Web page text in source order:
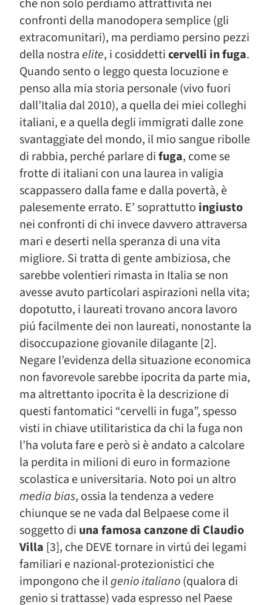
che non solo perdiamo attrattività nei
confronti della manodopera semplice (gli
extracomunitari), ma perdiamo persino pezzi
della nostraelite, i cosiddetticervelli in fuga.
Quando sento o leggo questa locuzione e
penso alla mia storia personale (vivo fuori
dall’Italia dal 2010), a quella dei miei colleghi
italiani, e a quella degli immigrati dalle zone
svantaggiate del mondo, il mio sangue ribolle
di rabbia, perché parlare difuga, come se
frotte di italiani con una laurea in valigia
scappassero dalla fame e dalla povertà, è
palesemente errato. E’ soprattutto ingiusto
nei confronti di chi invece davvero attraversa
mari e deserti nella speranza di una vita
migliore. Si tratta di gente ambiziosa, che
sarebbe volentieri rimasta in Italia se non
avesse avuto particolari aspirazioni nella vita;
dopotutto, i laureati trovano ancora lavoro
piú facilmente dei non laureati, nonostante la
disoccupazione giovanile dilagante [2].
Negare l’evidenza della situazione economica
non favorevole sarebbe ipocrita da parte mia,
ma altrettanto ipocrita è la descrizione di
questi fantomatici “cervelli in fuga”, spesso
visti in chiave utilitaristica da chi la fuga non
l’ha voluta fare e però si è andato a calcolare
la perdita in milioni di euro in formazione
scolastica e universitaria. Noto poi un altro
media bias, ossia la tendenza a vedere
chiunque se ne vada dal Belpaese come il
soggetto di una famosa canzone di Claudio
Villa [3], che DEVE tornare in virtú dei legami
familiari e nazional-protezionistici che
impongono che ilgenio italiano(qualora di
genio si trattasse) vada espresso nel Paese